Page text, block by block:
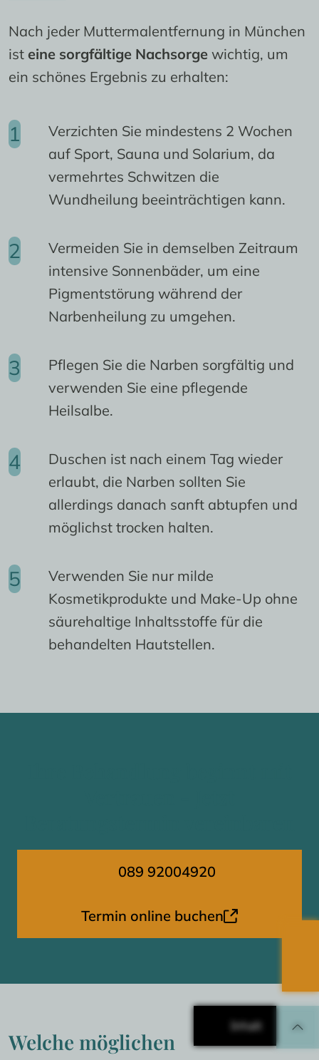
Nach jeder Muttermalentfernung in München
ist eine sorgfältige Nachsorge wichtig, um
ein schönes Ergebnis zu erhalten:
Verzichten Sie mindestens 2 Wochen
auf Sport, Sauna und Solarium, da
vermehrtes Schwitzen die
Wundheilung beeinträchtigen kann.
Vermeiden Sie in demselben Zeitraum
intensive Sonnenbäder, um eine
Pigmentstörung während der
Narbenheilung zu umgehen.
Pflegen Sie die Narben sorgfältig und
verwenden Sie eine pflegende
Heilsalbe.
Duschen ist nach einem Tag wieder
erlaubt, die Narben sollten Sie
allerdings danach sanft abtupfen und
möglichst trocken halten.
Verwenden Sie nur milde
Kosmetikprodukte und Make-Up ohne
säurehaltige Inhaltsstoffe für die
behandelten Hautstellen.
089 92004920
Termin online buchen
Welche möglichen
Inhalt